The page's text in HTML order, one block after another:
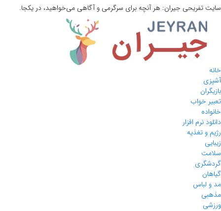
سایت تفریحی جیران: هر آنچه برای سرگرمی و آگاهی می‌خواهید، در یکجا.
خانه
آشپزی
بازیگران
تعبیر خواب
خانواده
دانلود نرم افزار
رژیم و تغذیه
زیبایی
سلامت
گردشگری
گیاهان
مد و لباس
مذهبی
ورزشی